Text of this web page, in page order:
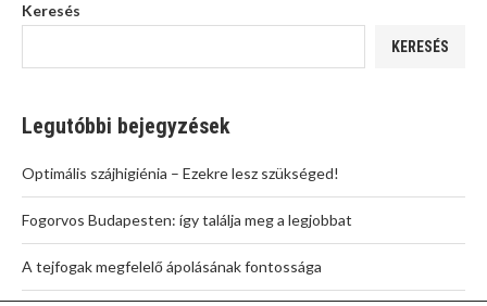
Keresés
KERESÉS
Legutóbbi bejegyzések
Optimális szájhigiénia – Ezekre lesz szükséged!
Fogorvos Budapesten: így találja meg a legjobbat
A tejfogak megfelelő ápolásának fontossága